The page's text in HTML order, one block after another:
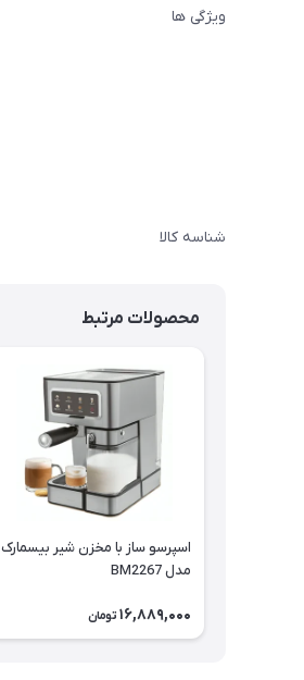
ویژگی ها
شناسه کالا
محصولات مرتبط
اسپرسو ساز با مخزن شیر بیسمارک
مدل BM2267
16,889,000 تومان